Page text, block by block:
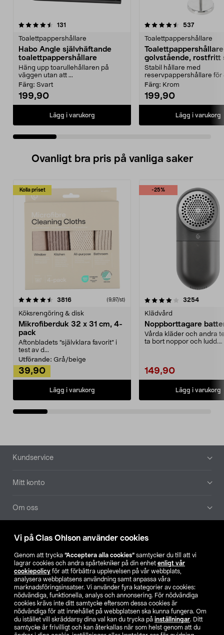
Vi på Clas Ohlson använder cookies
Genom att trycka ”Acceptera alla cookies” samtycker du till att vi
lagrar cookies och andra spårtekniker på din enhet enligt vår
cookiepolicy för att förbättra upplevelsen på vår webbplats,
analysera webbplatsens användning samt anpassa våra
marknadsföringsinsatser. Vi använder fyra kategorier av cookies:
nödvändiga, funktionella, analys och annonsering. För nödvändiga
cookies krävs inte ditt samtycke eftersom dessa cookies är
nödvändiga för att innehållet på webbplatsen ska kunna fungera. Om
du istället vill skräddarsy dina val kan du trycka på inställningar. Ditt
samtycke är frivilligt och kan återkallas när som helst genom att du
131
Toalettpappershållare
Habo Angle självhäftande
toalettpappershållare
Häng upp toarullehållaren på
väggen utan att ...
Färg: Svart
199,90
Lägg i varukorg
4.5 av 5 stjärnor 537
Toalettpappershållare
Toalettpappershållare
golvstående, rostfritt
Stabil hållare med
reservpappershållare för
Färg: Krom
199,90
Lägg i varukorg
4.5 av 5 stjärnor
Ovanligt bra pris på vanliga saker
Kolla priset
3816recensioner (9,97/st)
Köksrengöring & disk
Mikrofiberduk 32 x 31 cm, 4-
pack
Aftonbladets "självklara favorit” i
test av d...
Utförande: Grå/beige
39,90
Lägg i varukorg
-25%
4.0av 5 stjärnor 3254
Klädvård
Noppborttagare
Vårda kläder och andra
ta bort noppor och ludd.
149,90
Lägg i varukorg
4.5av 5 stjärnor
Sidfot
Kundservice
Mitt konto
Om oss
Aktuellt
Våra bolag
Hitta butik
SE NO FI